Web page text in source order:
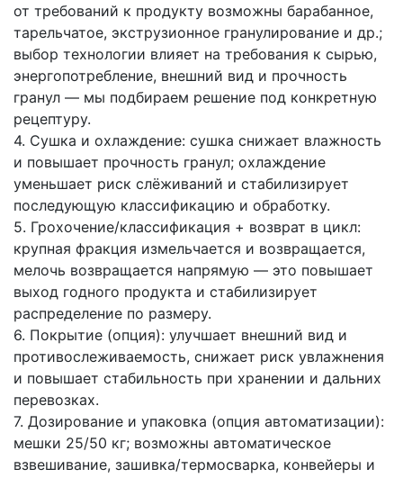
от требований к продукту возможны барабанное,
тарельчатое, экструзионное гранулирование и др.;
выбор технологии влияет на требования к сырью,
энергопотребление, внешний вид и прочность
гранул — мы подбираем решение под конкретную
рецептуру.
4. Сушка и охлаждение: сушка снижает влажность
и повышает прочность гранул; охлаждение
уменьшает риск слёживаний и стабилизирует
последующую классификацию и обработку.
5. Грохочение/классификация + возврат в цикл:
крупная фракция измельчается и возвращается,
мелочь возвращается напрямую — это повышает
выход годного продукта и стабилизирует
распределение по размеру.
6. Покрытие (опция): улучшает внешний вид и
противослеживаемость, снижает риск увлажнения
и повышает стабильность при хранении и дальних
перевозках.
7. Дозирование и упаковка (опция автоматизации):
мешки 25/50 кг; возможны автоматическое
взвешивание, зашивка/термосварка, конвейеры и